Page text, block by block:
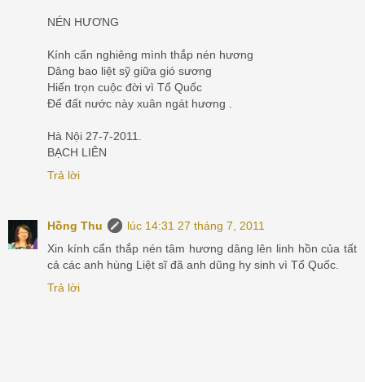
NÉN HƯƠNG
Kính cẩn nghiêng mình thắp nén hương
Dâng bao liệt sỹ giữa gió sương
Hiến trọn cuộc đời vì Tổ Quốc
Để đất nước này xuân ngát hương .
Hà Nội 27-7-2011.
BẠCH LIÊN
Trả lời
Hồng Thu
lúc 14:31 27 tháng 7, 2011
Xin kính cẩn thắp nén tâm hương dâng lên linh hồn của tất
cả các anh hùng Liệt sĩ đã anh dũng hy sinh vì Tổ Quốc.
Trả lời